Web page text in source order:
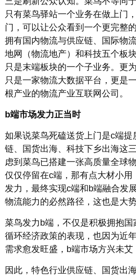
只有菜鸟驿站一个业务在做上门
门，可以让公众看到一个更完整
拥有国内物流与供应链、国际物
地网（物流地产）和科技五个板
只是末端板块的一个子业务。更
只是一家物流大数据平台，更是
根产业的物流产业互联网公司。
b端市场发力正当时
如果说菜鸟死磕送货上门是c端
链、国货出海、科技下乡出海这
虑到菜鸟已搭建一张高质量全球
仅仅停留在c端，那有点大材小
发力，最终实现c端和b端融合发
物流能力的必然路径，这也是大势
菜鸟发力b端，不仅是积极拥抱国
循环经济政策的表现，也因为近
需求愈发旺盛，b端市场方兴未艾
因此，特色行业供应链、国货出